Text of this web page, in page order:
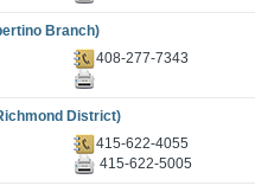
Branch)
408-277-7343
District)
415-622-4055
415-622-5005